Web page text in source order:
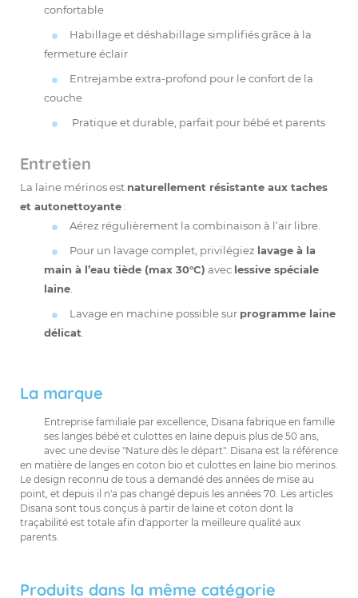
confortable
Habillage et déshabillage simplifiés grâce à la
fermeture éclair
Entrejambe extra-profond pour le confort de la
couche
Pratique et durable, parfait pour bébé et parents
Entretien
La laine mérinos est naturellement résistante aux taches
et autonettoyante :
Aérez régulièrement la combinaison à l’air libre.
Pour un lavage complet, privilégiez lavage à la
main à l’eau tiède (max 30°C) avec lessive spéciale
laine
Lavage en machine possible sur programme laine
délicat
La marque
Entreprise familiale par excellence, Disana fabrique en famille
ses langes bébé et culottes en laine depuis plus de 50 ans,
avec une devise "Nature dès le départ". Disana est la référence
en matière de langes en coton bio et culottes en laine bio merinos.
Le design reconnu de tous a demandé des années de mise au
point, et depuis il n'a pas changé depuis les années 70. Les articles
Disana sont tous conçus à partir de laine et coton dont la
traçabilité est totale afin d'apporter la meilleure qualité aux
parents.
Produits dans la même catégorie